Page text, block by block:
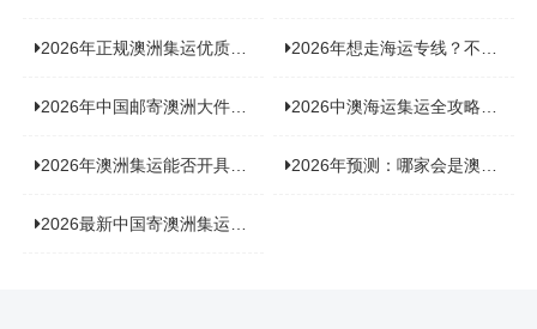
2026年正规澳洲集运优质供应商盘点：价格透明，无套路不踩坑 2026年想走海运专线？不容错过的达尔文集运海运专线推荐！
2026年中国邮寄澳洲大件运输新趋势，究竟藏着哪些惊喜？ 2026中澳海运集运全攻略，拼箱 / 整柜怎么选？价格、时效、避坑指南
2026年澳洲集运能否开具增值税发票？你关心的答案来了！ 2026年预测：哪家会是澳洲集运里差评最多的“众矢之的”？
2026最新中国寄澳洲集运公司排名：哪家寄家具最可靠且性价比高？